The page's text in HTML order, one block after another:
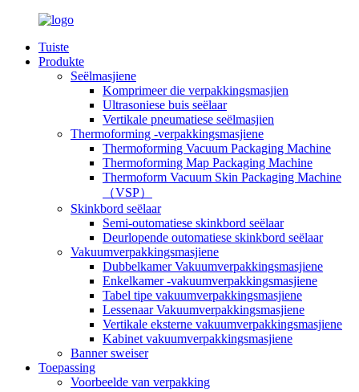
Tuiste
Produkte
Seëlmasjiene
Komprimeer die verpakkingsmasjien
Ultrasoniese buis seëlaar
Vertikale pneumatiese seëlmasjien
Thermoforming -verpakkingsmasjiene
Thermoforming Vacuum Packaging Machine
Thermoforming Map Packaging Machine
Thermoform Vacuum Skin Packaging Machine
（VSP）
Skinkbord seëlaar
Semi-outomatiese skinkbord seëlaar
Deurlopende outomatiese skinkbord seëlaar
Vakuumverpakkingsmasjiene
Dubbelkamer Vakuumverpakkingsmasjiene
Enkelkamer -vakuumverpakkingsmasjiene
Tabel tipe vakuumverpakkingsmasjiene
Lessenaar Vakuumverpakkingsmasjiene
Vertikale eksterne vakuumverpakkingsmasjiene
Kabinet vakuumverpakkingsmasjiene
Banner sweiser
Toepassing
Voorbeelde van verpakking